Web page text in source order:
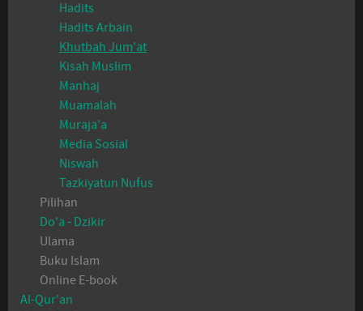
Hadits
Hadits Arbain
Khutbah Jum'at
Kisah Muslim
Manhaj
Muamalah
Muraja'a
Media Sosial
Niswah
Tazkiyatun Nufus
Pilihan
Do'a - Dzikir
Ulama
Buku Islam
Online E-book
Al-Qur'an